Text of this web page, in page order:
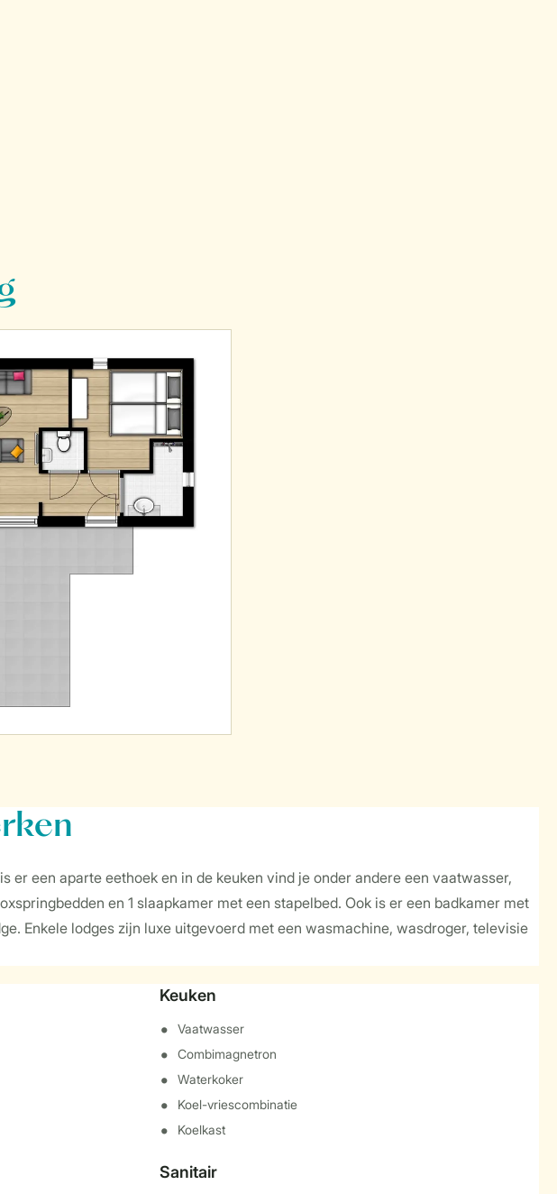
een aparte eethoek en in de keuken vind je onder andere een vaatwasser,
en 1 slaapkamer met een stapelbed. Ook is er een badkamer met
Enkele lodges zijn luxe uitgevoerd met een wasmachine, wasdroger, televisie
Keuken
Vaatwasser
Combimagnetron
Waterkoker
Koel-vriescombinatie
Koelkast
Sanitair